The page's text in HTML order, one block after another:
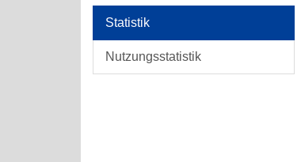
Statistik
Nutzungsstatistik